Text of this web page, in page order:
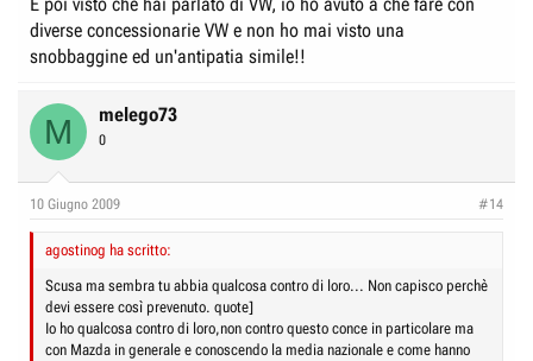
diverse concessionarie VW e non ho mai visto una
snobbaggine ed un'antipatia simile!!
M melego73
0
10 Giugno 2009 #14
agostinog ha scritto:
Scusa ma sembra tu abbia qualcosa contro di loro... Non capisco perchè
devi essere così prevenuto. quote]
Io ho qualcosa contro di loro,non contro questo conce in particolare ma
con Mazda in generale e conoscendo la media nazionale e come hanno